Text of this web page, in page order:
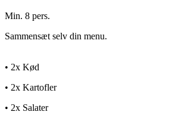
Min. 8 pers.
Sammensæt selv din menu.
• 2x Kød
• 2x Kartofler
• 2x Salater